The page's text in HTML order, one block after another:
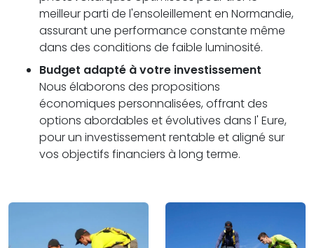
meilleur parti de l'ensoleillement en Normandie,
assurant une performance constante même
dans des conditions de faible luminosité.
Budget adapté à votre investissement
Nous élaborons des propositions
économiques personnalisées, offrant des
options abordables et évolutives dans l' Eure,
pour un investissement rentable et aligné sur
vos objectifs financiers à long terme.